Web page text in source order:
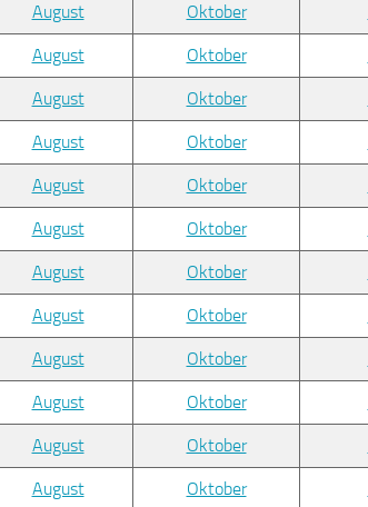
August Oktober
August Oktober
August Oktober
August Oktober
August Oktober
August Oktober
August Oktober
August Oktober
August Oktober
August Oktober
August Oktober
August Oktober